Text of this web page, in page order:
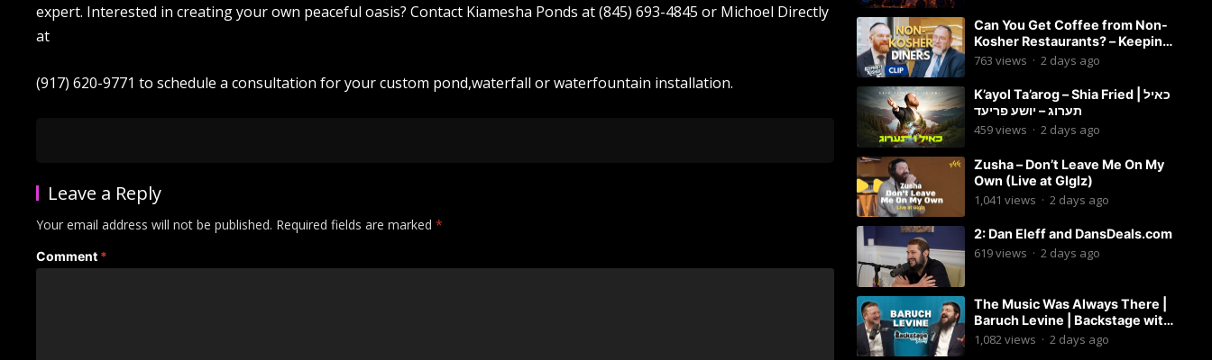
expert. Interested in creating your own peaceful oasis? Contact Kiamesha Ponds at (845) 693-4845 or Michoel Directly
at
(917) 620-9771 to schedule a consultation for your custom pond,waterfall or waterfountain installation.
Leave a Reply
Your email address will not be published. Required fields are marked*
Comment *
Can You Get Coffee from Non-
Kosher Restaurants? – Keeping
it Kosher Clips
763 views · 2 days ago
K’ayol Ta’arog – Shia Fried | כאיל
תערוג – יושע פריעד
459views · 2 days ago
Zusha – Don’t Leave Me On My
Own (Live at Glglz)
1,041 views · 2 days ago
2: Dan Eleff and DansDeals.com
619views · 2 days ago
The Music Was Always There |
Baruch Levine | Backstage with
Benny
1,082views · 2 days ago